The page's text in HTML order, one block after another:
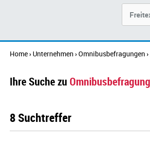
Home› Unternehmen ›Omnibusbefragungen ›
Ihre Suche zu
8 Suchtreffer